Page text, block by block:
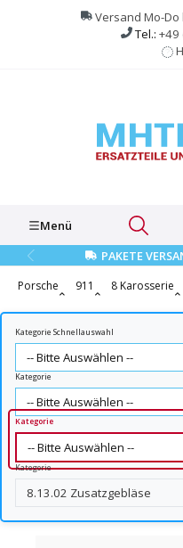
springen
Versand Mo-Do
Tel.: +49
Menü
PAKETE
Porsche 911 8 Karosserie
Kategorie Schnellauswahl
Kategorie
Kategorie
Kategorie